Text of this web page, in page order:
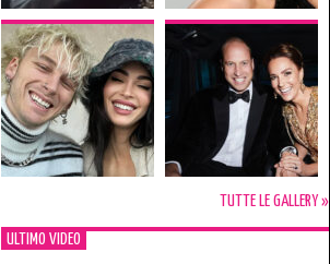
TUTTE LE GALLERY »
ULTIMO VIDEO